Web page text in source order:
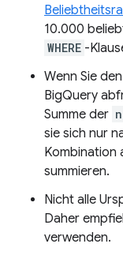
10.000
WHERE -
Wenn Sie
BigQuery
Summe der
sie sich nur
Kombination
summieren.
Nicht alle
Daher
verwenden.